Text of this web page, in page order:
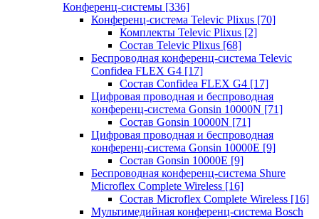
Конференц-системы [336]
Конференц-система Televic Plixus [70]
Комплекты Televic Plixus [2]
Состав Televic Plixus [68]
Беспроводная конференц-система Televic
Confidea FLEX G4 [17]
Состав Confidea FLEX G4 [17]
Цифровая проводная и беспроводная
конференц-система Gonsin 10000N [71]
Состав Gonsin 10000N [71]
Цифровая проводная и беспроводная
конференц-система Gonsin 10000E [9]
Состав Gonsin 10000E [9]
Беспроводная конференц-система Shure
Microflex Complete Wireless [16]
Состав Microflex Complete Wireless [16]
Мультимедийная конференц-система Bosch